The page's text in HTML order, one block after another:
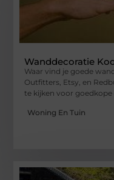
Wanddecoratie
Waar vind je goede
Outfitters, Etsy, en
te kijken voor goedkope
Woning En Tuin